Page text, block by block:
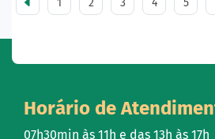
1 2 3 4 5
Horário de
07h30min às 11h e das 13h às 17h